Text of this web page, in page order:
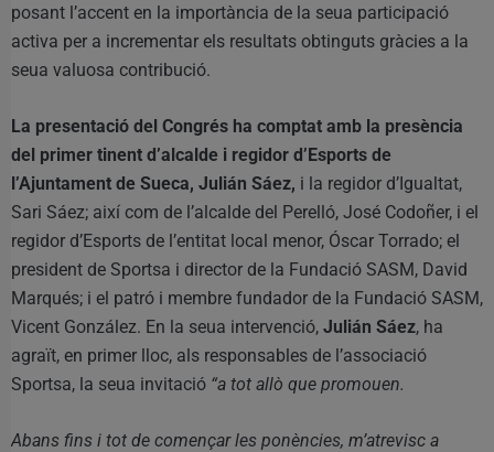
posant l’accent en la importància de la seua participació
activa per a incrementar els resultats obtinguts gràcies a la
seua valuosa contribució.
La presentació del Congrés ha comptat amb la presència
del primer tinent d’alcalde i regidor d’Esports de
l’Ajuntament de Sueca, Julián Sáez, i la regidor d’Igualtat,
Sari Sáez; així com de l’alcalde del Perelló, José Codoñer, i el
regidor d’Esports de l’entitat local menor, Óscar Torrado; el
president de Sportsa i director de la Fundació SASM, David
Marqués; i el patró i membre fundador de la Fundació SASM,
Vicent González. En la seua intervenció, Julián Sáez, ha
agraït, en primer lloc, als responsables de l’associació
Sportsa, la seua invitació “a tot allò que promouen.
Abans fins i tot de començar les ponències, m’atrevisc a